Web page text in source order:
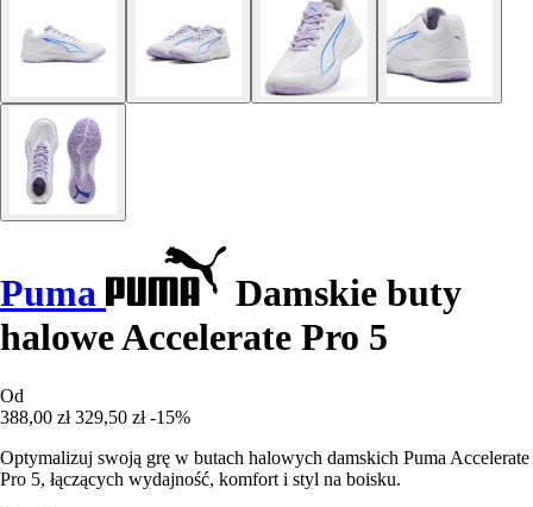
Puma
Damskie buty
halowe Accelerate Pro 5
Od
388,00 zł 329,50 zł -15%
Optymalizuj swoją grę w butach halowych damskich Puma Accelerate
Pro 5, łączących wydajność, komfort i styl na boisku.